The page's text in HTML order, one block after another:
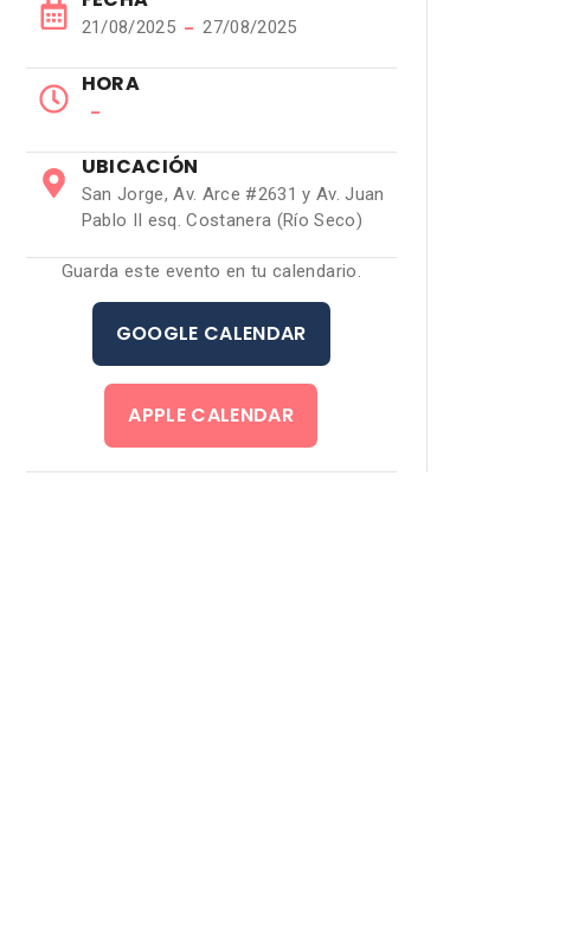
21/08/2025 − 27/08/2025
HORA
−
UBICACIÓN
San Jorge, Av. Arce #2631 y Av. Juan
Pablo II esq. Costanera (Río Seco)
Guarda este evento en tu calendario.
GOOGLE CALENDAR
APPLE CALENDAR